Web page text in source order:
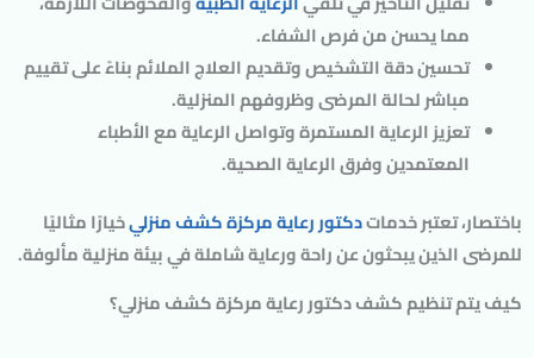
مما يحسن من فرص الشفاء.
تحسين دقة التشخيص وتقديم العلاج الملائم بناءً على تقييم
مباشر لحالة المرضى وظروفهم المنزلية.
تعزيز الرعاية المستمرة وتواصل الرعاية مع الأطباء
المعتمدين وفرق الرعاية الصحية.
باختصار، تعتبر خدماتدكتور رعاية مركزة كشف منزليخيارًا مثاليًا
للمرضى الذين يبحثون عن راحة ورعاية شاملة في بيئة منزلية مألوفة.
كيف يتم تنظيم كشف دكتور رعاية مركزة كشف منزلي؟